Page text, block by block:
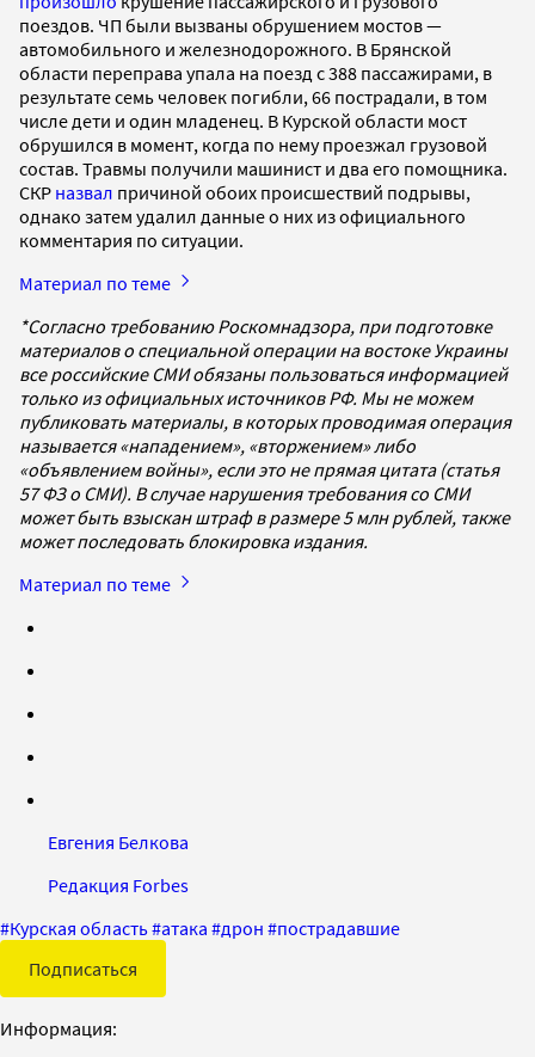
поездов. ЧП были вызваны обрушением мостов —
автомобильного и железнодорожного. В Брянской
области переправа упала на поезд с 388 пассажирами, в
результате семь человек погибли, 66 пострадали, в том
числе дети и один младенец. В Курской области мост
обрушился в момент, когда по нему проезжал грузовой
состав. Травмы получили машинист и два его помощника.
СКР назвал причиной обоих происшествий подрывы,
однако затем удалил данные о них из официального
комментария по ситуации.
Материал по теме
*Согласно требованию Роскомнадзора, при подготовке
материалов о специальной операции на востоке Украины
все российские СМИ обязаны пользоваться информацией
только из официальных источников РФ. Мы не можем
публиковать материалы, в которых проводимая операция
называется «нападением», «вторжением» либо
«объявлением войны», если это не прямая цитата (статья
57 ФЗ о СМИ). В случае нарушения требования со СМИ
может быть взыскан штраф в размере 5 млн рублей, также
может последовать блокировка издания.
Материал по теме
Евгения Белкова
Редакция Forbes
#Курская область#атака #дрон #пострадавшие
Подписаться
Информация: